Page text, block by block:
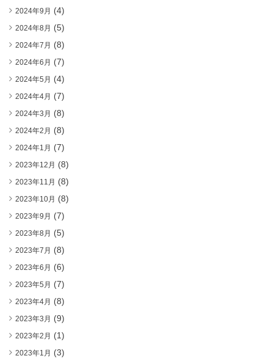
2024年9月 (4)
2024年8月 (5)
2024年7月 (8)
2024年6月 (7)
2024年5月 (4)
2024年4月 (7)
2024年3月 (8)
2024年2月 (8)
2024年1月 (7)
2023年12月 (8)
2023年11月 (8)
2023年10月 (8)
2023年9月 (7)
2023年8月 (5)
2023年7月 (8)
2023年6月 (6)
2023年5月 (7)
2023年4月 (8)
2023年3月 (9)
2023年2月 (1)
2023年1月 (3)